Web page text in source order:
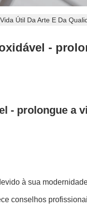
Útil Da Arte E Da
-
- prolongue a
à sua
conselhos